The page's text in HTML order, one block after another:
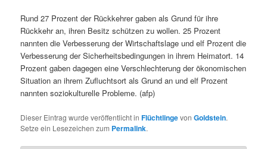
Rund 27 Prozent der Rückkehrer gaben als Grund für ihre
Rückkehr an, ihren Besitz schützen zu wollen. 25 Prozent
nannten die Verbesserung der Wirtschaftslage und elf Prozent die
Verbesserung der Sicherheitsbedingungen in ihrem Heimatort. 14
Prozent gaben dagegen eine Verschlechterung der ökonomischen
Situation an ihrem Zufluchtsort als Grund an und elf Prozent
nannten soziokulturelle Probleme. (afp)
Dieser Eintrag wurde veröffentlicht inFlüchtlingevonGoldstein.
Setze ein Lesezeichen zum Permalink.